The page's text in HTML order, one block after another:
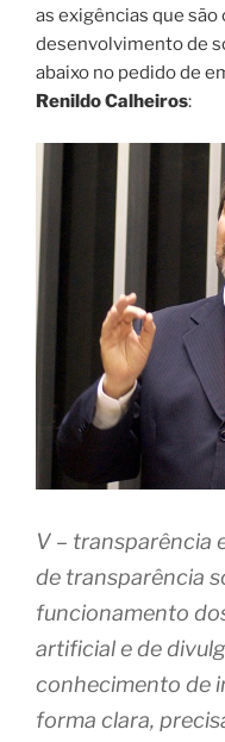
as exigências que
desenvolvimento de
abaixo no pedido de
Renildo Calheiros:
V – transparência
de transparência
funcionamento
artificial e de
conhecimento de
forma clara,